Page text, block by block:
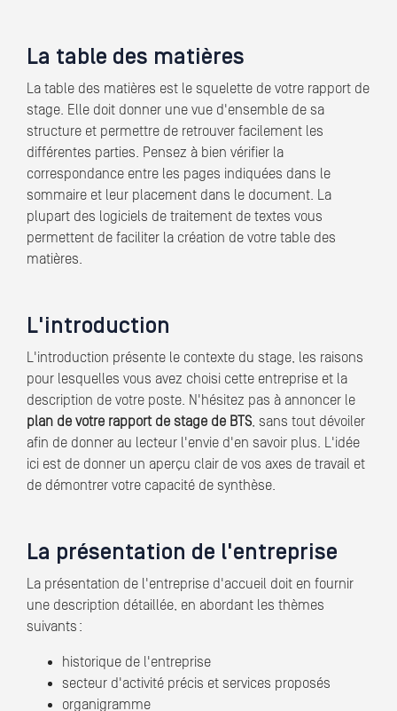
La table des matières
La table des matières est le squelette de votre rapport de
stage. Elle doit donner une vue d'ensemble de sa
structure et permettre de retrouver facilement les
différentes parties. Pensez à bien vérifier la
correspondance entre les pages indiquées dans le
sommaire et leur placement dans le document. La
plupart des logiciels de traitement de textes vous
permettent de faciliter la création de votre table des
matières.
L'introduction
L'introduction présente le contexte du stage, les raisons
pour lesquelles vous avez choisi cette entreprise et la
description de votre poste. N'hésitez pas à annoncer le
plan de votre rapport de stage de BTS, sans tout dévoiler
afin de donner au lecteur l'envie d'en savoir plus. L'idée
ici est de donner un aperçu clair de vos axes de travail et
de démontrer votre capacité de synthèse.
La présentation de l'entreprise
La présentation de l'entreprise d'accueil doit en fournir
une description détaillée, en abordant les thèmes
suivants :
historique de l'entreprise
secteur d'activité précis et services proposés
organigramme